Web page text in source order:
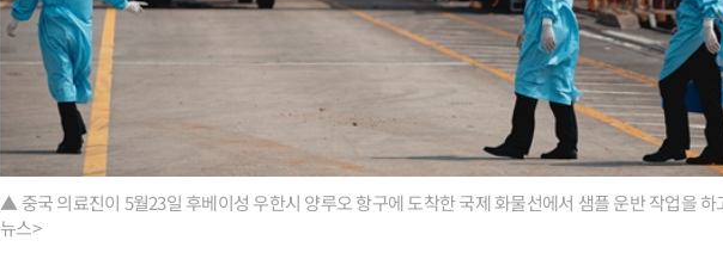
▲ 중국 의료진이 5월23일 후베이성 우한시 양루오 항구에 도착한 국제 화물선에서 샘플 운반 작업을 하
뉴스>